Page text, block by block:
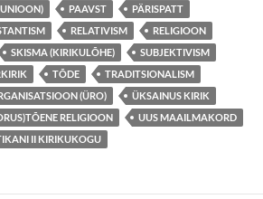
PAAVST
PÄRISPATT
RELATIVISM
RELIGIOON
SKISMA (KIRIKULÕHE)
SUBJEKTIVISM
TÕDE
TRADITSIONALISM
(ÜRO)
ÜKSAINUS KIRIK
RELIGIOON
UUS MAAILMAKORD
II KIRIKUKOGU